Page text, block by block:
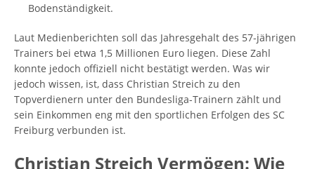
Bodenständigkeit.
Laut Medienberichten soll das Jahresgehalt des 57-jährigen
Trainers bei etwa 1,5 Millionen Euro liegen. Diese Zahl
konnte jedoch offiziell nicht bestätigt werden. Was wir
jedoch wissen, ist, dass Christian Streich zu den
Topverdienern unter den Bundesliga-Trainern zählt und
sein Einkommen eng mit den sportlichen Erfolgen des SC
Freiburg verbunden ist.
Christian Streich Vermögen: Wie